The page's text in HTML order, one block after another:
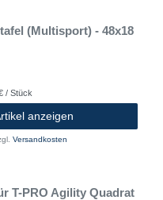
(Multisport) - 48x18
/ Stück
anzeigen
Versandkosten
T-PRO Agility Quadrat